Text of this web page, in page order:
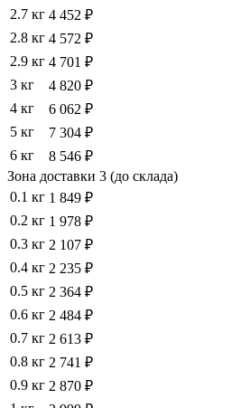
2.7 кг 4 452 ₽
2.8 кг 4 572 ₽
2.9 кг 4 701 ₽
3 кг
4 820 ₽
4 кг
6 062 ₽
5 кг
7 304 ₽
6 кг
8 546 ₽
Зона доставки 3 (до склада)
0.1 кг 1 849 ₽
0.2 кг 1 978 ₽
0.3 кг 2 107 ₽
0.4 кг 2 235 ₽
0.5 кг 2 364 ₽
0.6 кг 2 484 ₽
0.7 кг 2 613 ₽
0.8 кг 2 741 ₽
0.9 кг 2 870 ₽